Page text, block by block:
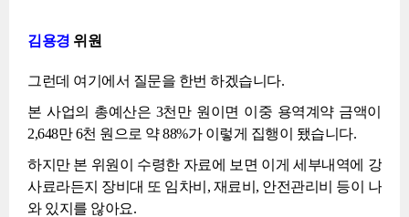
김용경 위원
그런데 여기에서 질문을 한번 하겠습니다.
본 사업의 총예산은 3천만 원이면 이중 용역계약 금액이
2,648만 6천 원으로 약 88%가 이렇게 집행이 됐습니다.
하지만 본 위원이 수령한 자료에 보면 이게 세부내역에 강
사료라든지 장비대 또 임차비, 재료비, 안전관리비 등이 나
와 있지를 않아요.